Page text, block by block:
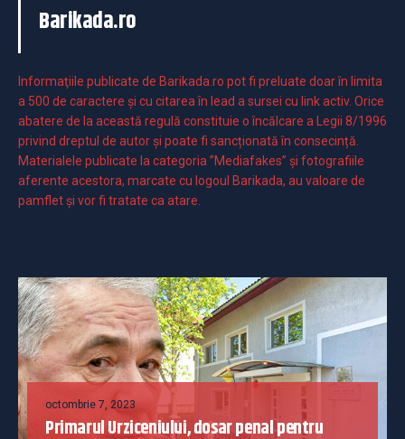
Barikada.ro
Informaţiile publicate de Barikada.ro pot fi preluate doar în limita
a 500 de caractere şi cu citarea în lead a sursei cu link activ. Orice
abatere de la această regulă constituie o încălcare a Legii 8/1996
privind dreptul de autor și poate fi sancționată în consecință.
Materialele publicate la categoria ”Mediafakes” și fotografiile
aferente acestora, marcate cu logoul Barikada, au valoare de
pamflet și vor fi tratate ca atare.
octombrie 7, 2023
Primarul Urziceniului, dosar penal pentru